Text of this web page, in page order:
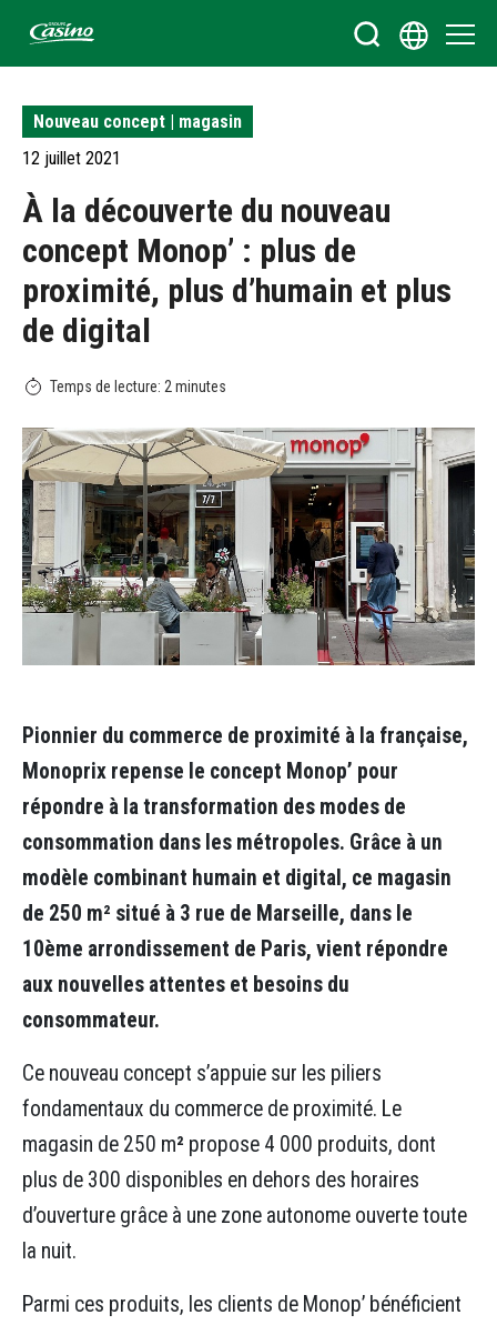
Bienvenue sur le site du Groupe Casino
Nouveau concept | magasin
12 juillet 2021
À la découverte du nouveau
concept Monop’ : plus de
proximité, plus d’humain et plus
de digital
Pionnier du commerce de proximité à la française,
Monoprix repense le concept Monop’ pour
répondre à la transformation des modes de
consommation dans les métropoles. Grâce à un
modèle combinant humain et digital, ce magasin
de 250 m² situé à 3 rue de Marseille, dans le
10ème arrondissement de Paris, vient répondre
aux nouvelles attentes et besoins du
consommateur.
Ce nouveau concept s’appuie sur les piliers
fondamentaux du commerce de proximité. Le
magasin de 250 m² propose 4 000 produits, dont
plus de 300 disponibles en dehors des horaires
d’ouverture grâce à une zone autonome ouverte toute
la nuit.
Parmi ces produits, les clients de Monop’ bénéficient